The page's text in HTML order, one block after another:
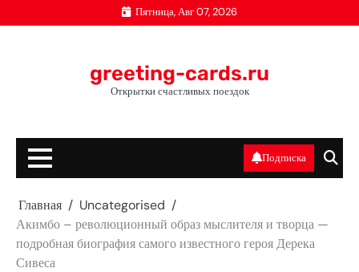
к
Пятница, Авг 07, 2026
greeting-cards.ru
Открытки счастливых поездок
Подписка
Главная
Uncategorised
Акимбо – революционный образ мыслителя и творца —
подробная биография самого известного героя Дерека
Сивеса